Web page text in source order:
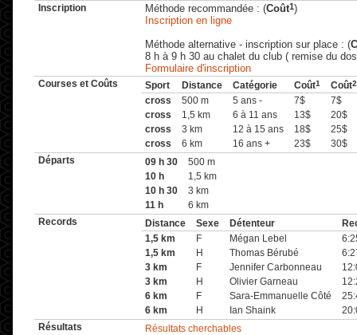
Inscription Méthode recommandée : (Coût1)
Inscription en ligne
Méthode alternative - inscription sur place : (
8 h à 9 h 30 au chalet du club ( remise du
Formulaire d'inscription
Courses et Coûts Sport Distance Catégorie Coût1 Coût2
cross 500 m 5 ans - 7$
7$
cross
1,5 km 6 à 11 ans 13$
20$
cross
3 km 12 à 15 ans 18$
25$
cross
6 km 16 ans + 23$
30$
Départs
09 h 30
500 m
10 h
1,5 km
10 h 30
3 km
11 h
6 km
Records
Distance Sexe Détenteur
1,5 km
F Mégan Lebel
1,5 km
H Thomas Bérubé
3 km
F Jennifer Carbonneau
3 km
H Olivier Garneau
6 km
F Sara-Emmanuelle Côté
6 km
H Ian Shaink
Résultats
Résultats cherchables